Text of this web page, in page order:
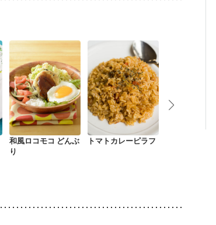
和風ロコモコ どんぶ
り
トマトカレーピラフ